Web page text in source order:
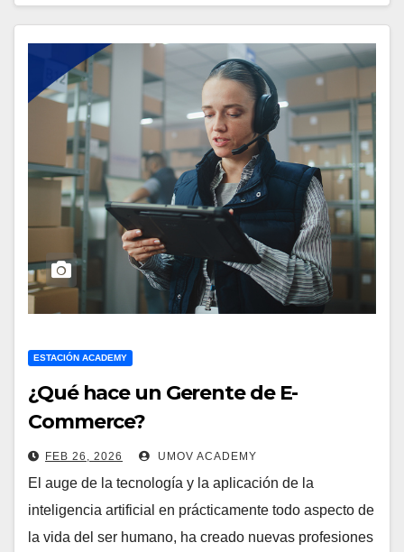
ESTACIÓN ACADEMY
¿Qué hace un Gerente de E-
Commerce?
FEB 26, 2026 UMOV ACADEMY
El auge de la tecnología y la aplicación de la
inteligencia artificial en prácticamente todo aspecto de
la vida del ser humano, ha creado nuevas profesiones